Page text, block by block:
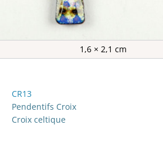
1,6 × 2,1 cm
CR13
Pendentifs Croix
Croix celtique